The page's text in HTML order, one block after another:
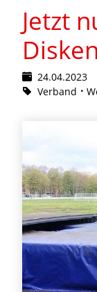
Jetzt
24.04.2023
Verband